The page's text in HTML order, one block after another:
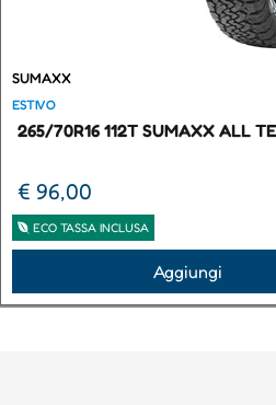
SUMAXX
ESTIVO
265/70R16 112T SUMAXX ALL
€ 96,00
ECO TASSA INCLUSA
Aggiungi